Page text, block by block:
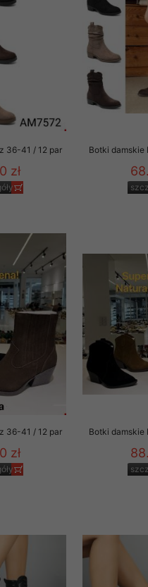
36-41 / 12 par
zł
Botki damskie
36-41 / 12 par
zł
Botki damskie
na to zgodę. Dotyczy to w
przez nas linka
rabatach i nowościach w
w szczególności danych